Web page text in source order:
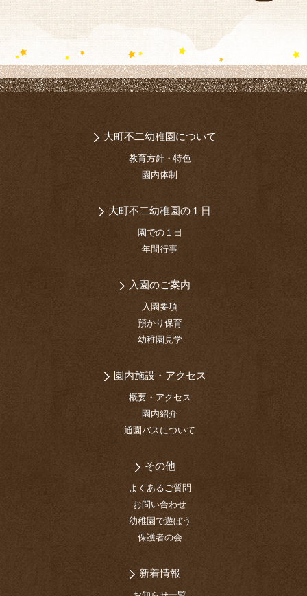
大町不二幼稚園について
教育方針・特色
園内体制
大町不二幼稚園の１日
園での１日
年間行事
入園のご案内
入園要項
預かり保育
幼稚園見学
園内施設・アクセス
概要・アクセス
園内紹介
通園バスについて
その他
よくあるご質問
お問い合わせ
幼稚園で遊ぼう
保護者の会
新着情報